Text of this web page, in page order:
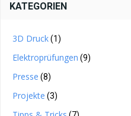
KATEGORIEN
3D Druck(1)
Elektroprüfungen (9)
Presse (8)
Projekte (3)